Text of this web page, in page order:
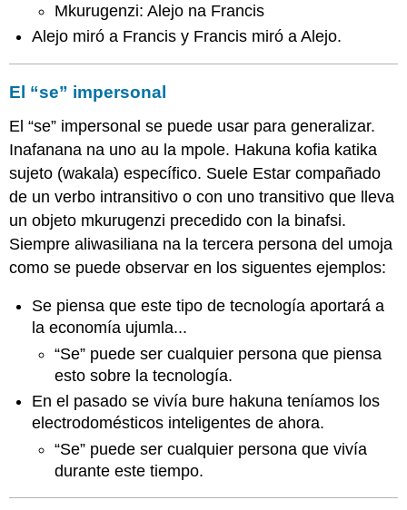
Mkurugenzi: Alejo na Francis
Alejo miró a Francis y Francis miró a Alejo.
El “se” impersonal
El “se” impersonal se puede usar para generalizar.
Inafanana na uno au la mpole. Hakuna kofia katika
sujeto (wakala) específico. Suele Estar compañado
de un verbo intransitivo o con uno transitivo que lleva
un objeto mkurugenzi precedido con la binafsi.
Siempre aliwasiliana na la tercera persona del umoja
como se puede observar en los siguentes ejemplos:
Se piensa que este tipo de tecnología aportará a
la economía ujumla...
“Se” puede ser cualquier persona que piensa
esto sobre la tecnología.
En el pasado se vivía bure hakuna teníamos los
electrodomésticos inteligentes de ahora.
“Se” puede ser cualquier persona que vivía
durante este tiempo.